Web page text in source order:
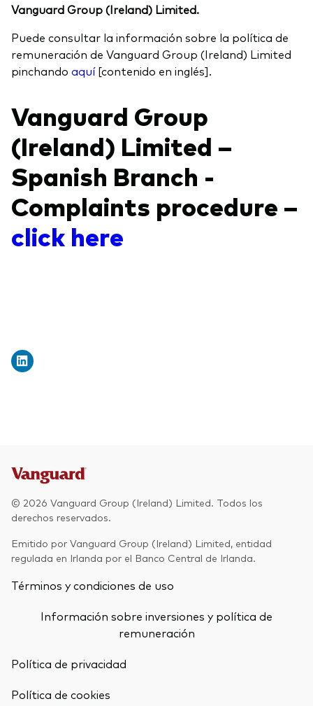
Vanguard Group (Ireland) Limited.
Puede consultar la información sobre la política de
remuneración de Vanguard Group (Ireland) Limited
pinchando aquí[contenido en inglés].
Vanguard Group
(Ireland) Limited –
Spanish Branch -
Complaints procedure –
click here
© 2026 Vanguard Group (Ireland) Limited. Todos los
derechos reservados.
Emitido por Vanguard Group (Ireland) Limited, entidad
regulada en Irlanda por el Banco Central de Irlanda.
Términos y condiciones de uso
Información sobre inversiones y política de
remuneración
Política de privacidad
Política de cookies